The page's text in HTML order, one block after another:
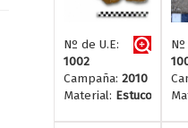
Nº de U.E:
1002
Campaña:2010
Material: Estuco